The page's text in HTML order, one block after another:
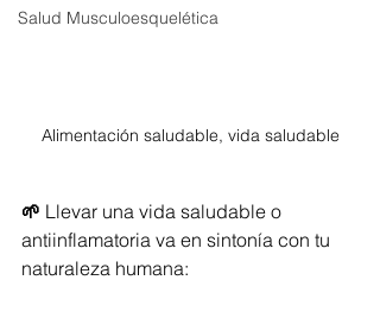
Salud Musculoesquelética
Alimentación saludable, vida saludable
🌱 Llevar una vida saludable o
antiinflamatoria va en sintonía con tu
naturaleza humana: